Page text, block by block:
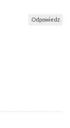
Odpowiedz